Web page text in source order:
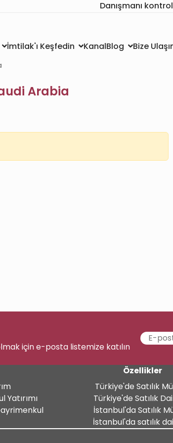
Danışmanı
İmtilak'ı Keşfedin KanalBlog Bize
Arabia
için e-posta listemize katılın
Özellikler
Türkiye'de Satılık
Türkiye'de Satılık
İstanbul'da Satılık
İstanbul'da satılık